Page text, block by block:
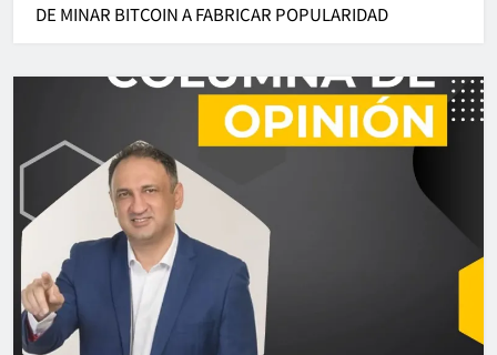
DE MINAR BITCOIN A FABRICAR POPULARIDAD